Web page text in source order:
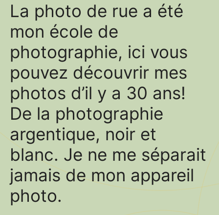
La photo de rue a été
mon école de
photographie, ici vous
pouvez découvrir mes
photos d’il y a 30 ans!
De la photographie
argentique, noir et
blanc. Je ne me séparait
jamais de mon appareil
photo.